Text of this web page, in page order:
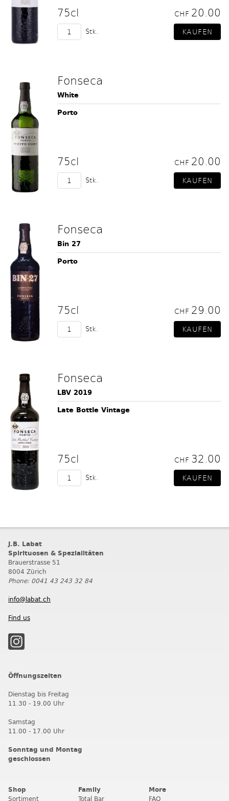
75cl CHF 20.00
Stk.
Fonseca
White
Porto
75cl CHF 20.00
Stk.
Fonseca
Bin 27
Porto
75cl CHF 29.00
Stk.
Fonseca
LBV 2019
Late Bottle Vintage
75cl CHF 32.00
Stk.
J.B. Labat
Spirituosen & Spezialitäten
Brauerstrasse 51
8004 Zürich
Phone: 0041 43 243 32 84
info@labat.ch
Find us
Öffnungszeiten
Dienstag bis Freitag
11.30 - 19.00 Uhr
Samstag
11.00 - 17.00 Uhr
Sonntag und Montag
geschlossen
Shop
Sortiment
Family
Total Bar
More
FAQ